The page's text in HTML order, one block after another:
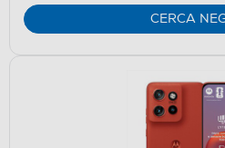
CERCA